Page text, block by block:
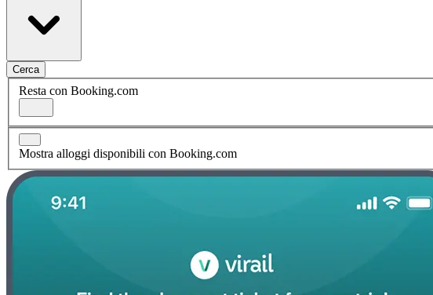
Cerca
Resta con Booking.com
Mostra alloggi disponibili con Booking.com